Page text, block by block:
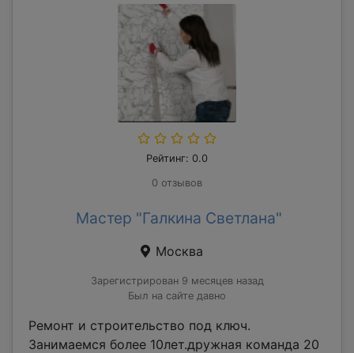
Рейтинг: 0.0
0 отзывов
Мастер "Галкина Светлана"
Москва
Зарегистрирован 9 месяцев назад
Был на сайте давно
Ремонт и строительство под ключ.
Занимаемся более 10лет.дружная команда 20